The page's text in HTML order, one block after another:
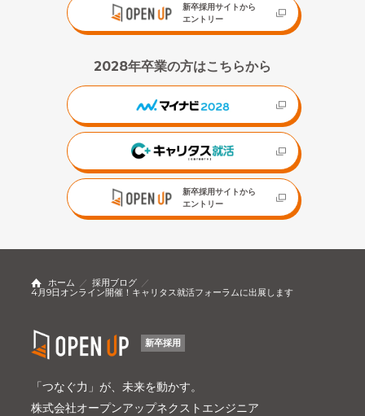
新卒採用サイトから
エントリー
2028年卒業の方はこちらから
新卒採用サイトから
エントリー
ホーム
採用ブログ
4月9日オンライン開催！キャリタス就活フォーラムに出展します
新卒採用
「つなぐ力」が、未来を動かす。
株式会社オープンアップネクストエンジニア